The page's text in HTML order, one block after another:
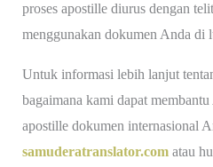
proses apostille diurus dengan
menggunakan dokumen Anda di
Untuk informasi lebih lanjut
bagaimana kami dapat
apostille dokumen internasional
samuderatranslator.comatau